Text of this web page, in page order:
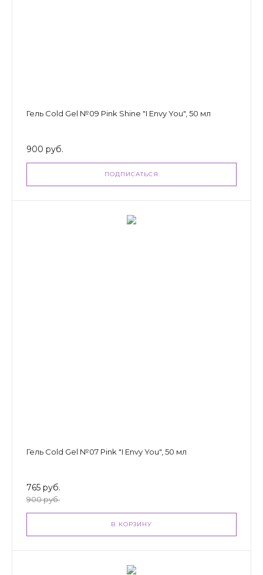
Гель Cold Gel №09 Pink Shine "I Envy You", 50 мл
900 руб.
ПОДПИСАТЬСЯ
Гель Cold Gel №07 Pink "I Envy You", 50 мл
765 руб.
900 руб.
В КОРЗИНУ